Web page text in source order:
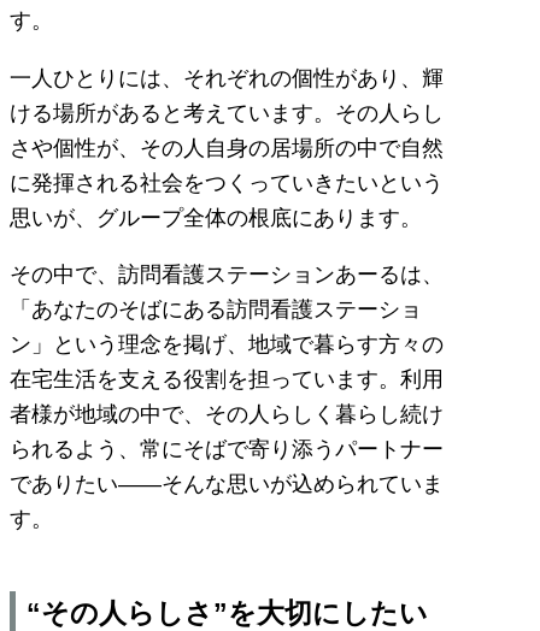
す。
一人ひとりには、それぞれの個性があり、輝
ける場所があると考えています。その人らし
さや個性が、その人自身の居場所の中で自然
に発揮される社会をつくっていきたいという
思いが、グループ全体の根底にあります。
その中で、訪問看護ステーションあーるは、
「あなたのそばにある訪問看護ステーショ
ン」という理念を掲げ、地域で暮らす方々の
在宅生活を支える役割を担っています。利用
者様が地域の中で、その人らしく暮らし続け
られるよう、常にそばで寄り添うパートナー
でありたい――そんな思いが込められていま
す。
“その人らしさ”を大切にしたい